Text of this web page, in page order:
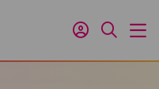
Inloggen
Zoeken